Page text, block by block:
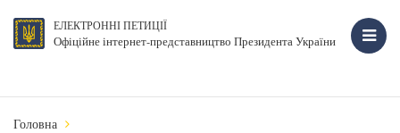
ЕЛЕКТРОННІ ПЕТИЦІЇ
Офіційне інтернет-представництво Президента України
Головна